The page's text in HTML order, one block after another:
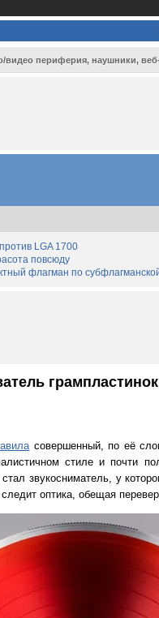
видео периферия, наушники,
LGA 1700
повсюду
флагман по
совершенный, по её
стиле и почти
звукосниматель, у
оптика, обещая